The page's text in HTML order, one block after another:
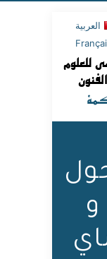
العربية
و
-10 ماي